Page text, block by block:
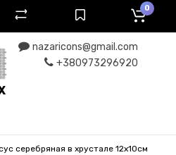
nazaricons@gmail.com
+380973296920
0
серебряная в хрустале 12х10см